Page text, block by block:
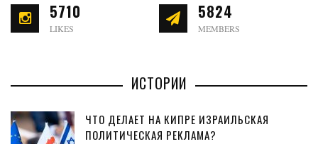
5710
LIKES
5824
MEMBERS
ИСТОРИИ
ЧТО ДЕЛАЕТ НА КИПРЕ ИЗРАИЛЬСКАЯ
ПОЛИТИЧЕСКАЯ РЕКЛАМА?